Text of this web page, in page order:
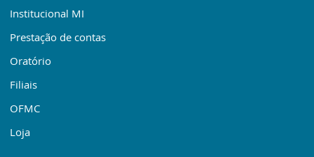
Institucional MI
Prestação de contas
Oratório
Filiais
OFMC
Loja